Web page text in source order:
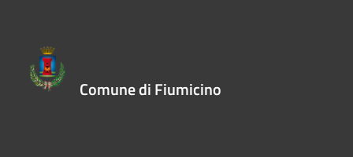
Comune di Fiumicino